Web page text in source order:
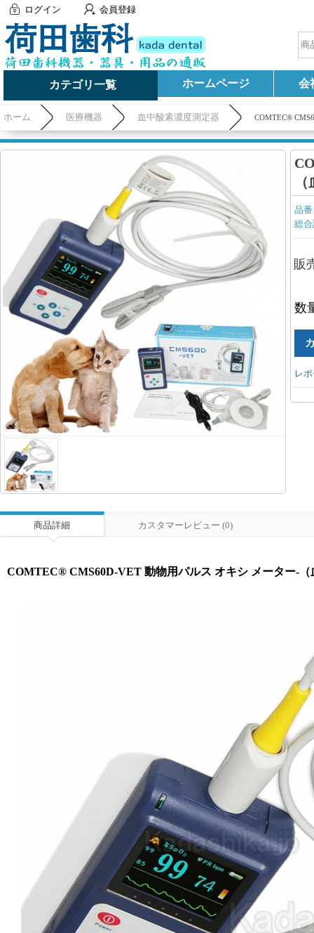
ログイン 会員登録
カテゴリ一覧 ホームページ 会
ホーム 医療機器 血中酸素濃度測定器 COMTEC®
品
総
販
数
レ
商品詳細 カスタマーレビュー (0)
COMTEC® CMS60D-VET 動物用パルス オキシ メーター-（